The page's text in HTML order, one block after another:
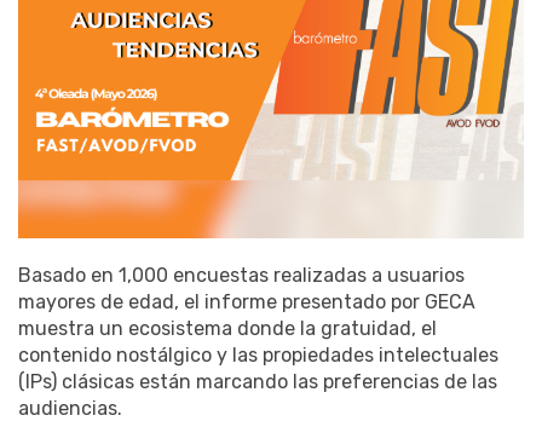
Basado en 1,000 encuestas realizadas a usuarios
mayores de edad, el informe presentado por GECA
muestra un ecosistema donde la gratuidad, el
contenido nostálgico y las propiedades intelectuales
(IPs) clásicas están marcando las preferencias de las
audiencias.